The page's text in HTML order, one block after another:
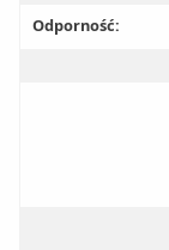
Odporność: